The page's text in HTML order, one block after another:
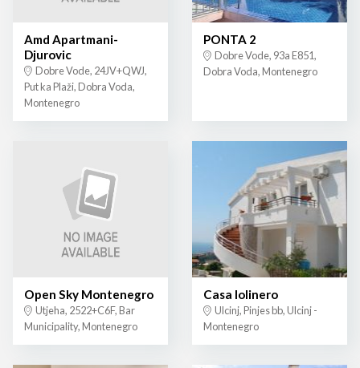
Amd Apartmani-
Djurovic
Dobre Vode, 24JV+QWJ,
Put ka Plaži, Dobra Voda,
Montenegro
PONTA 2
Dobre Vode, 93a E851,
Dobra Voda, Montenegro
Open Sky Montenegro
Utjeha, 2522+C6F, Bar
Municipality, Montenegro
Casa lolinero
Ulcinj, Pinjes bb, Ulcinj -
Montenegro